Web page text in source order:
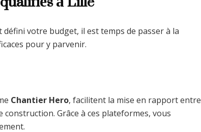
votre budget, il est temps de passer à la
pour y parvenir.
Chantier Hero, facilitent la mise en rapport entre
Grâce à ces plateformes, vous